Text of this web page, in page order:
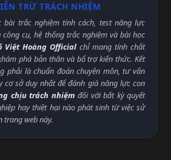
TRỪ TRÁCH NHIỆM
bài trắc nghiệm tính cách, test năng lực
công cụ, hệ thống trắc nghiệm và bài học
Việt Hoàng Official chỉ mang tính chất
phá bản thân và bổ trợ kiến thức. Kết
phải là chuẩn đoán chuyên môn, tư vấn
cơ sở duy nhất để đánh giá năng lực con
chịu trách nhiệm đối với bất kỳ quyết
hay thiệt hại nào phát sinh từ việc sử
trang web này.